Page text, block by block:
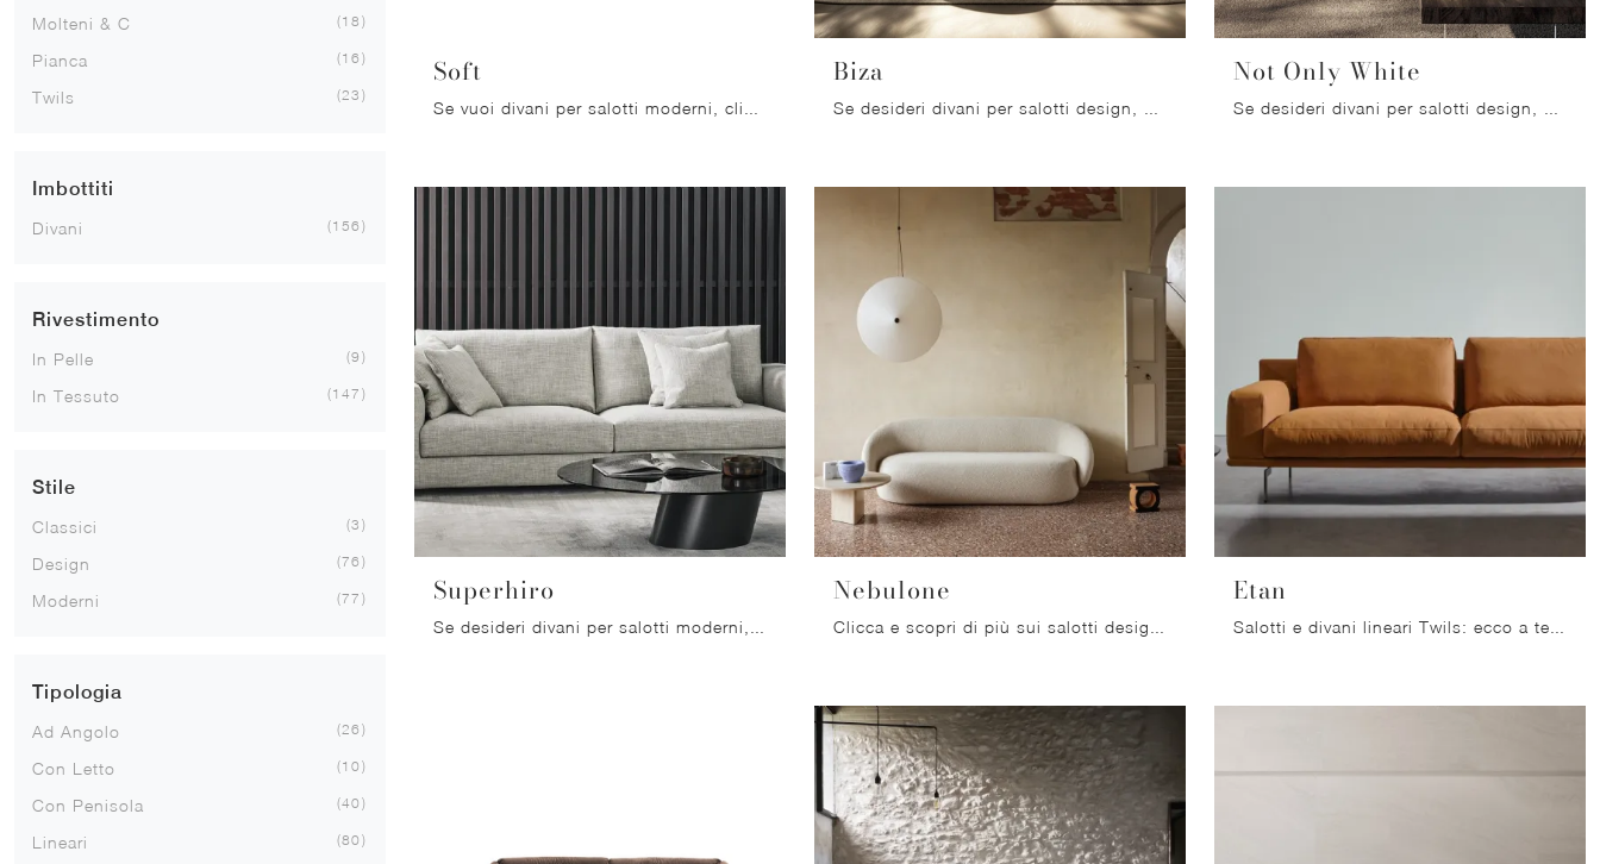
Molteni & C 18
Pianca 16
Twils 23
Imbottiti
Divani 156
Rivestimento
In Pelle 9
In Tessuto 147
Stile
Classici 3
Design 76
Moderni 77
Tipologia
Ad Angolo 26
Con Letto 10
Con Penisola 40
Lineari 80
Soft Biza Not Only White
Superhiro Nebulone Etan